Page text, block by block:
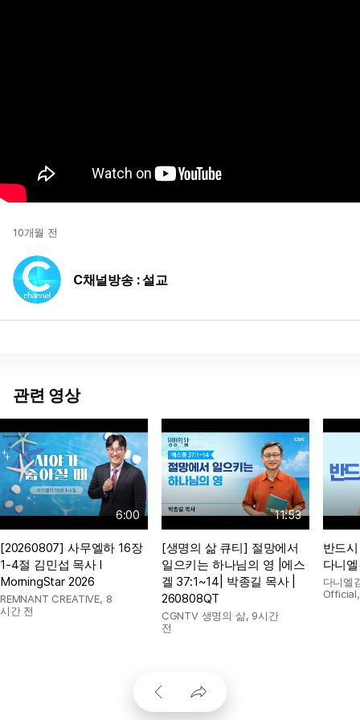
10개월 전
C채널방송 : 설교
관련 영상
6:00
[20260807] 사무엘하 16장
1-4절 김민섭 목사 l
MorningStar 2026
REMNANT CREATIVE, 8
시간 전
11:53
[생명의 삶 큐티] 절망에서
일으키는 하나님의 영 |에스
겔 37:1~14| 박종길 목사 |
260808QT
CGNTV 생명의 삶, 9시간
전
반드
다니
다니엘
Official